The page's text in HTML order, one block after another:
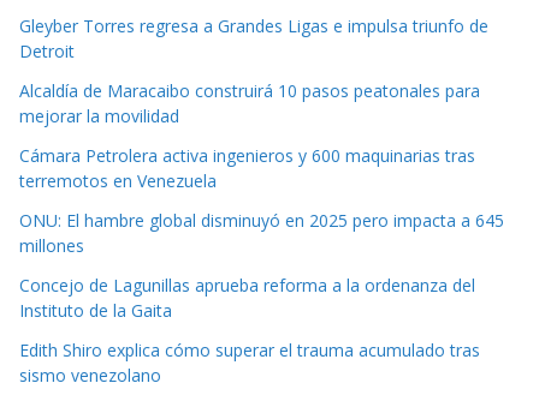
Gleyber Torres regresa a Grandes Ligas e impulsa triunfo de
Detroit
Alcaldía de Maracaibo construirá 10 pasos peatonales para
mejorar la movilidad
Cámara Petrolera activa ingenieros y 600 maquinarias tras
terremotos en Venezuela
ONU: El hambre global disminuyó en 2025 pero impacta a 645
millones
Concejo de Lagunillas aprueba reforma a la ordenanza del
Instituto de la Gaita
Edith Shiro explica cómo superar el trauma acumulado tras
sismo venezolano